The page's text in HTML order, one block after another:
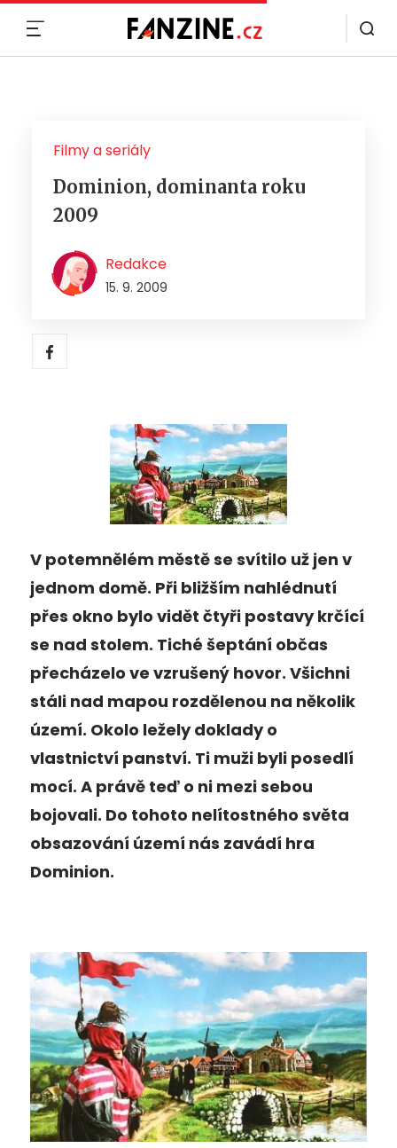
Filmy a seriály
Dominion, dominanta roku
2009
Redakce
15. 9. 2009
V potemnělém městě se svítilo už jen v
jednom domě. Při bližším nahlédnutí
přes okno bylo vidět čtyři postavy krčící
se nad stolem. Tiché šeptání občas
přecházelo ve vzrušený hovor. Všichni
stáli nad mapou rozdělenou na několik
území. Okolo ležely doklady o
vlastnictví panství. Ti muži byli posedlí
mocí. A právě teď o ni mezi sebou
bojovali. Do tohoto nelítostného světa
obsazování území nás zavádí hra
Dominion.